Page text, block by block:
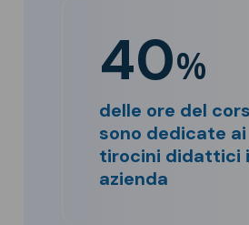
40%
delle ore del
sono dedicate ai
tirocini didattici
azienda